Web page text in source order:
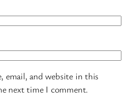
email, and website in this
next time I comment.